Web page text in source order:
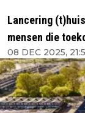
Lancering
mensen die
08 DEC 2025,